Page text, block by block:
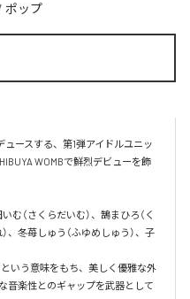
ポップ
ュースする、第1弾アイドルユニッ
WOMBで鮮烈デビューを飾
む（さくらだいむ）、鵠まひろ（く
、冬苺しゅう（ふゆめしゅう）、子
という意味をもち、美しく優雅な外
音楽性とのギャップを武器として